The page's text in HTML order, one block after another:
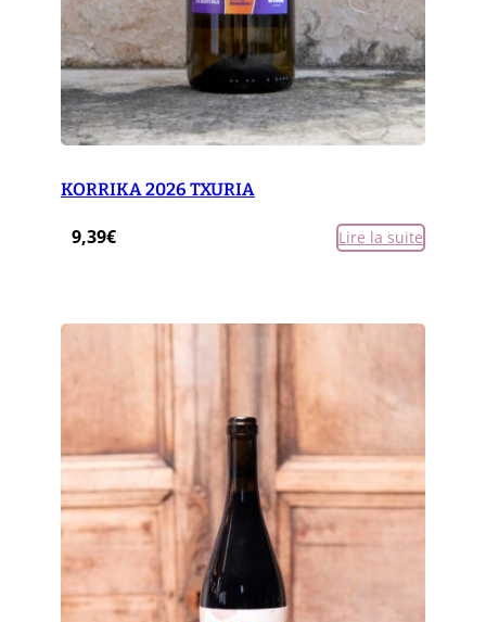
KORRIKA 2026 TXURIA
9,39€ Lire la suite